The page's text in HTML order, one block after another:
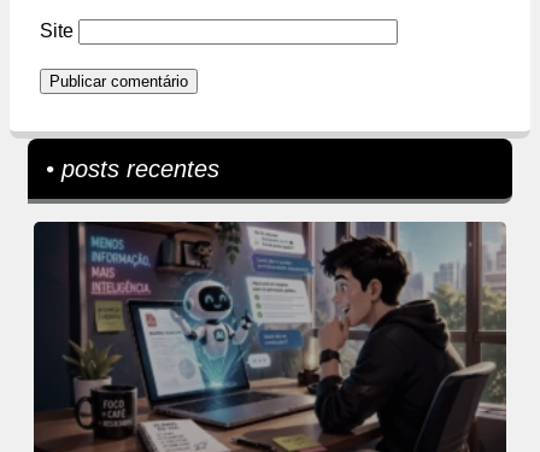
Site
• posts recentes